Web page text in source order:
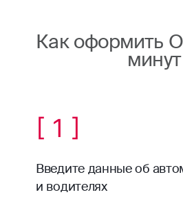
Как оформить
минут
[ 1 ]
Введите данные об
и водителях